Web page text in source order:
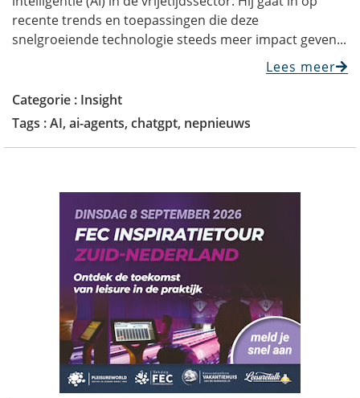
recente trends en toepassingen die deze
snelgroeiende technologie steeds meer impact geven...
Lees meer
Categorie : Insight
Tags :AI, ai-agents, chatgpt, nepnieuws